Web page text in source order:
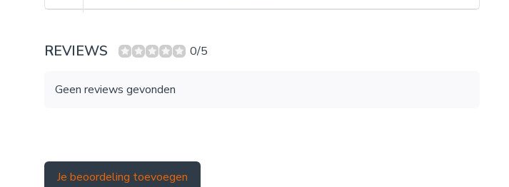
REVIEWS 0/5
Geen reviews gevonden
Je beoordeling toevoegen